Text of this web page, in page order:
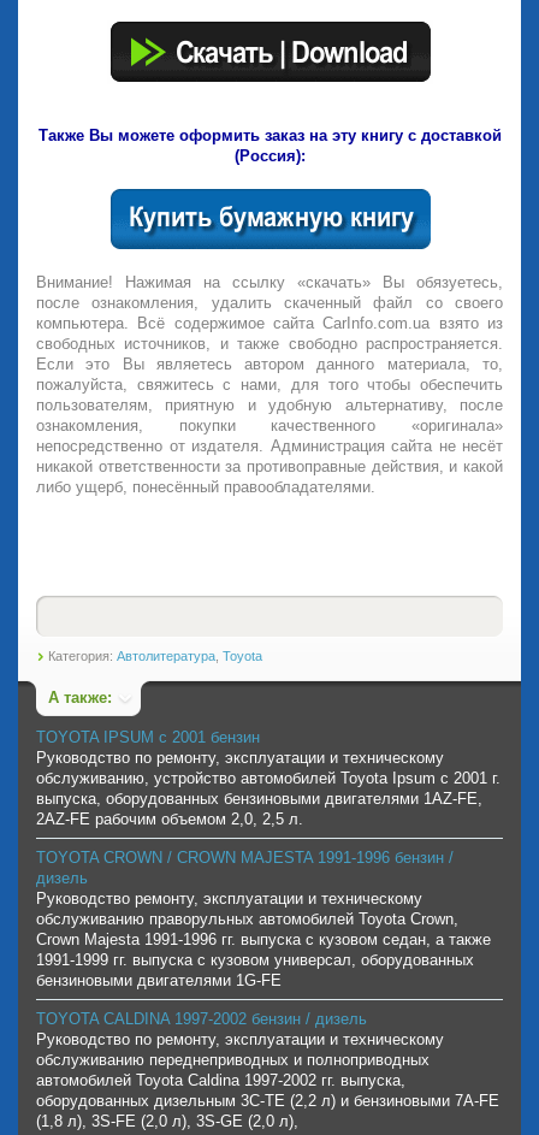
Также Вы можете оформить заказ на эту книгу с доставкой
(Россия):
Внимание! Нажимая на ссылку «скачать» Вы обязуетесь,
после ознакомления, удалить скаченный файл со своего
компьютера. Всё содержимое сайта CarInfo.com.ua взято из
свободных источников, и также свободно распространяется.
Если это Вы являетесь автором данного материала, то,
пожалуйста, свяжитесь с нами, для того чтобы обеспечить
пользователям, приятную и удобную альтернативу, после
ознакомления, покупки качественного «оригинала»
непосредственно от издателя. Администрация сайта не несёт
никакой ответственности за противоправные действия, и какой
либо ущерб, понесённый правообладателями.
Категория: Автолитература Toyota
А также:
TOYOTA IPSUM с 2001 бензин
Руководство по ремонту, эксплуатации и техническому
обслуживанию, устройство автомобилей Toyota Ipsum с 2001 г.
выпуска, оборудованных бензиновыми двигателями 1AZ-FE,
2AZ-FE рабочим объемом 2,0, 2,5 л.
TOYOTA CROWN / CROWN MAJESTA 1991-1996 бензин /
дизель
Руководство ремонту, эксплуатации и техническому
обслуживанию праворульных автомобилей Toyota Crown,
Crown Majesta 1991-1996 гг. выпуска с кузовом седан, а также
1991-1999 гг. выпуска с кузовом универсал, оборудованных
бензиновыми двигателями 1G-FE
TOYOTA CALDINA 1997-2002 бензин / дизель
Руководство по ремонту, эксплуатации и техническому
обслуживанию переднеприводных и полноприводных
автомобилей Toyota Caldina 1997-2002 гг. выпуска,
оборудованных дизельным 3C-TE (2,2 л) и бензиновыми 7A-FE
(1,8 л), 3S-FE (2,0 л), 3S-GE (2,0 л),